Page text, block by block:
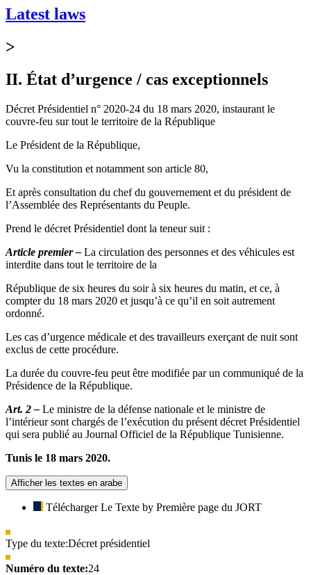
Latest laws
>
II. État d’urgence / cas exceptionnels
Décret Présidentiel n° 2020-24 du 18 mars 2020, instaurant le
couvre-feu sur tout le territoire de la République
Le Président de la République,
Vu la constitution et notamment son article 80,
Et après consultation du chef du gouvernement et du président de
l’Assemblée des Représentants du Peuple.
Prend le décret Présidentiel dont la teneur suit :
Article premier – La circulation des personnes et des véhicules est
interdite dans tout le territoire de la
République de six heures du soir à six heures du matin, et ce, à
compter du 18 mars 2020 et jusqu’à ce qu’il en soit autrement
ordonné.
Les cas d’urgence médicale et des travailleurs exerçant de nuit sont
exclus de cette procédure.
La durée du couvre-feu peut être modifiée par un communiqué de la
Présidence de la République.
Art. 2 – Le ministre de la défense nationale et le ministre de
l’intérieur sont chargés de l’exécution du présent décret Présidentiel
qui sera publié au Journal Officiel de la République Tunisienne.
Tunis le 18 mars 2020.
Afficher les textes en arabe
Télécharger Le Texte by Première page du JORT
Type du texte:Décret présidentiel
Numéro du texte:24